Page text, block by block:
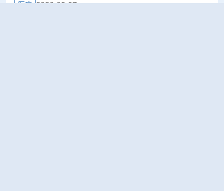
医疗 2026-08-07